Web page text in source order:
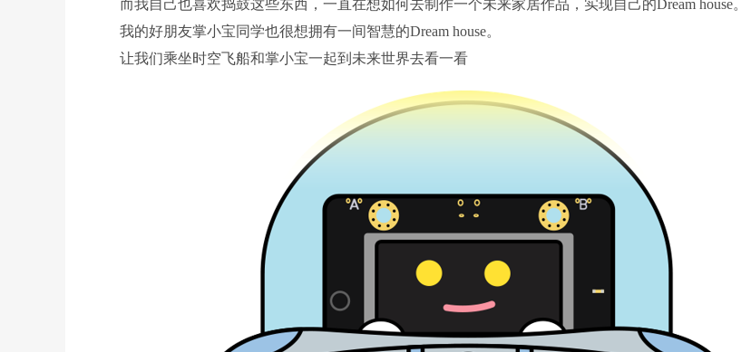
而我自己也喜欢捣鼓这些东西，一直在想如何去制作一个未来家居作品，实现自己的Dream house。
我的好朋友掌小宝同学也很想拥有一间智慧的Dream house。
让我们乘坐时空飞船和掌小宝一起到未来世界去看一看